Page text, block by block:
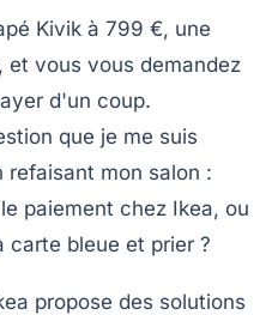
Kivik à 799 €, une
et vous vous demandez
d'un coup.
que je me suis
refaisant mon salon :
paiement chez Ikea, ou
carte bleue et prier ?
propose des solutions